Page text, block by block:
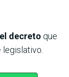
decreto que
legislativo.